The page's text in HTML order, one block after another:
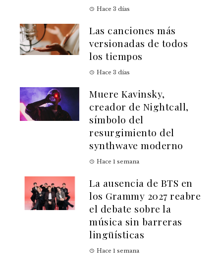
Hace 3 días
Las canciones más
versionadas de todos
los tiempos
Hace 3 días
Muere Kavinsky,
creador de Nightcall,
símbolo del
resurgimiento del
synthwave moderno
Hace 1 semana
La ausencia de BTS en
los Grammy 2027 reabre
el debate sobre la
música sin barreras
lingüísticas
Hace 1 semana